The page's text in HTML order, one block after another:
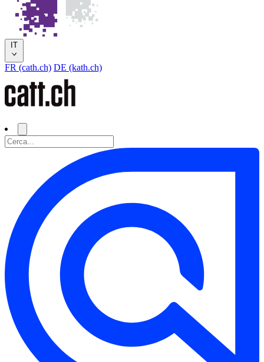
IT
FR (cath.ch) DE (kath.ch)